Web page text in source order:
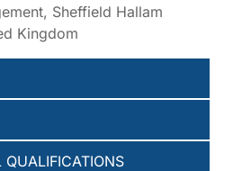
Sheffield Hallam
Kingdom
QUALIFICATIONS